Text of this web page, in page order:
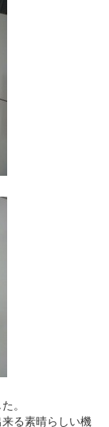
。
る素晴らしい機